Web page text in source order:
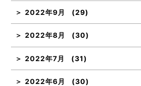
2022年9月 (29)
2022年8月 (30)
2022年7月 (31)
2022年6月 (30)